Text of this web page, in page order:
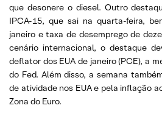
que desonere o diesel. Outro
IPCA-15, que sai na quarta-feira,
janeiro e taxa de desemprego de
cenário internacional, o destaque
deflator dos EUA de janeiro (PCE), a
do Fed. Além disso, a semana
de atividade nos EUA e pela inflação
Zona do Euro.